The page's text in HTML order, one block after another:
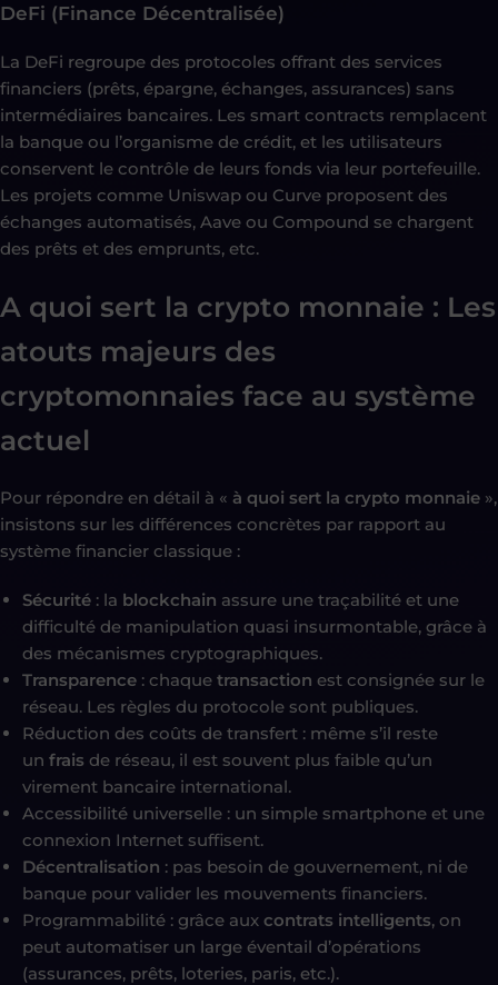
DeFi (Finance Décentralisée)
La DeFi regroupe des protocoles offrant des services
financiers (prêts, épargne, échanges, assurances) sans
intermédiaires bancaires. Les smart contracts remplacent
la banque ou l’organisme de crédit, et les utilisateurs
conservent le contrôle de leurs fonds via leur portefeuille.
Les projets comme Uniswap ou Curve proposent des
échanges automatisés, Aave ou Compound se chargent
des prêts et des emprunts, etc.
A quoi sert la crypto monnaie : Les
atouts majeurs des
cryptomonnaies face au système
actuel
Pour répondre en détail à « à quoi sert la crypto monnaie »,
insistons sur les différences concrètes par rapport au
système financier classique :
Sécurité : la blockchain assure une traçabilité et une
difficulté de manipulation quasi insurmontable, grâce à
des mécanismes cryptographiques.
Transparence : chaque transaction est consignée sur le
réseau. Les règles du protocole sont publiques.
Réduction des coûts de transfert : même s’il reste
un frais de réseau, il est souvent plus faible qu’un
virement bancaire international.
Accessibilité universelle : un simple smartphone et une
connexion Internet suffisent.
Décentralisation : pas besoin de gouvernement, ni de
banque pour valider les mouvements financiers.
Programmabilité : grâce aux contrats intelligents, on
peut automatiser un large éventail d’opérations
(assurances, prêts, loteries, paris, etc.).